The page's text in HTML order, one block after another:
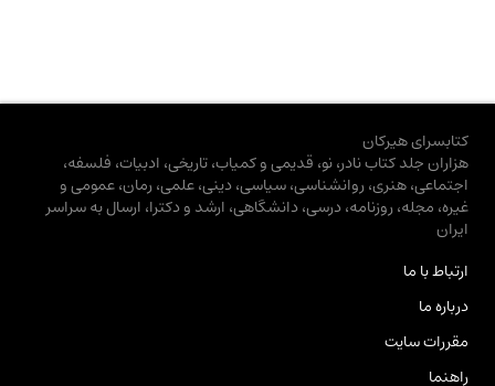
کتابسرای هیرکان
هزاران جلد کتاب نادر، نو، قدیمی و کمیاب، تاریخی، ادبیات، فلسفه،
اجتماعی، هنری، روانشناسی، سیاسی، دینی، علمی، رمان، عمومی و
غیره، مجله، روزنامه، درسی، دانشگاهی، ارشد و دکترا، ارسال به سراسر
ایران
ارتباط با ما
درباره ما
مقررات سایت
راهنما